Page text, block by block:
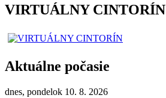
VIRTUÁLNY CINTORÍN
Aktuálne počasie
dnes, pondelok 10. 8. 2026